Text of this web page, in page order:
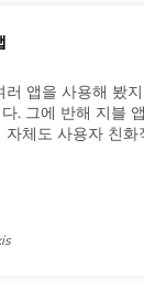
앱을 사용해 봤
. 그에 반해 지블
체도 사용자 친화